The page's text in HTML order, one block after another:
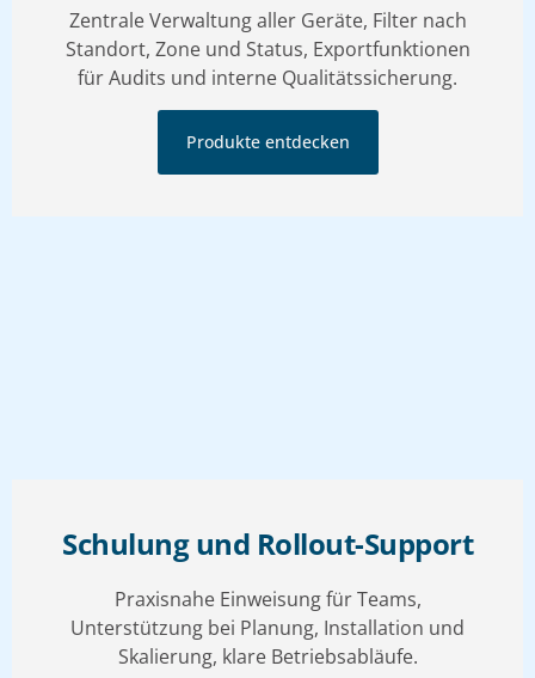
Zentrale Verwaltung aller Geräte, Filter nach
Standort, Zone und Status, Exportfunktionen
für Audits und interne Qualitätssicherung.
Produkte entdecken
Schulung und Rollout-Support
Praxisnahe Einweisung für Teams,
Unterstützung bei Planung, Installation und
Skalierung, klare Betriebsabläufe.